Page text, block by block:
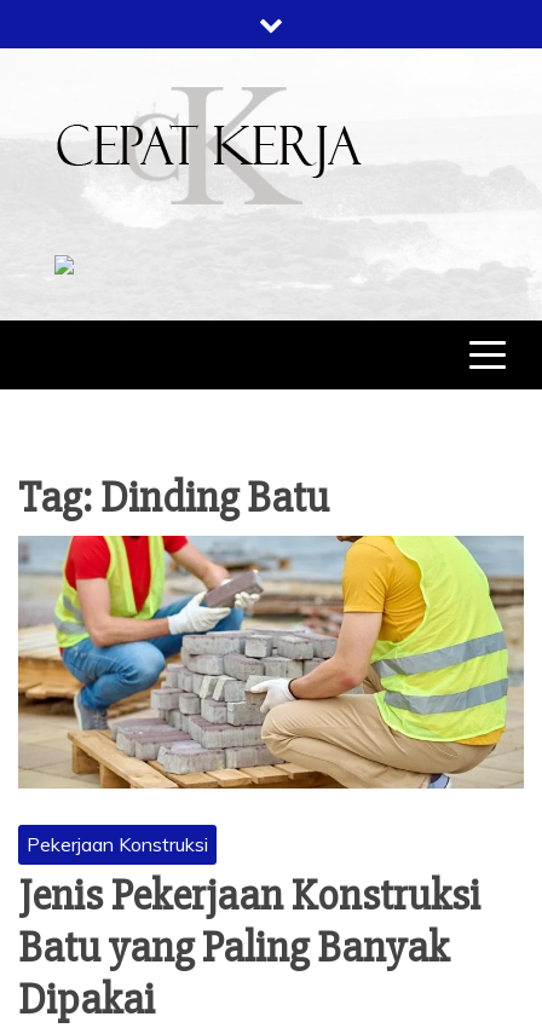
to
CEPAT KERJA
BERITA BISNIS
Tag:Dinding Batu
Pekerjaan Konstruksi
Jenis Pekerjaan Konstruksi
Batu yang Paling Banyak
Dipakai